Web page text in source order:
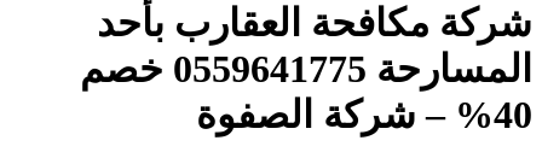
شركة مكافحة العقارب بأحد
المسارحة 0559641775 خصم
40% – شركة الصفوة